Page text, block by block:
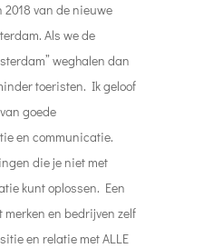
van de nieuwe
Als we de
weghalen dan
toeristen. Ik geloof
goede
en communicatie.
die je niet met
kunt oplossen. Een
en bedrijven zelf
en relatie met ALLE